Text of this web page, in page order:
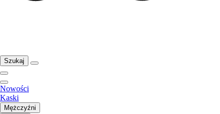
Szukaj
Nowości
Kaski
Mężczyźni